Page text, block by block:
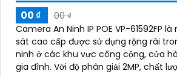
00 ₫
00 ₫
Camera An Ninh IP POE VP-61592FP
sát cao cấp được sử dụng rộng rãi
ninh ở các khu vực công cộng, cửa
gia đình. Với độ phân giải 2MP, chất lượng hình ảnh rõ